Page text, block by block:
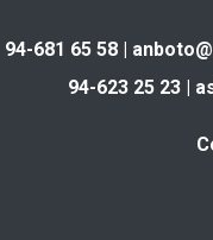
94-681 65 58 |
94-623 25 23 |